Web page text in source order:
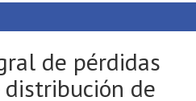
de pérdidas
de